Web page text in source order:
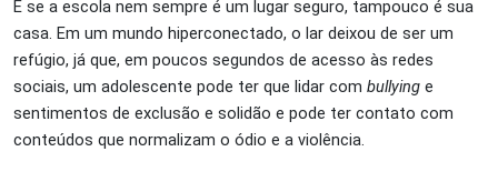
E se a escola nem sempre é um lugar seguro, tampouco é sua
casa. Em um mundo hiperconectado, o lar deixou de ser um
refúgio, já que, em poucos segundos de acesso às redes
sociais, um adolescente pode ter que lidar com bullying e
sentimentos de exclusão e solidão e pode ter contato com
conteúdos que normalizam o ódio e a violência.